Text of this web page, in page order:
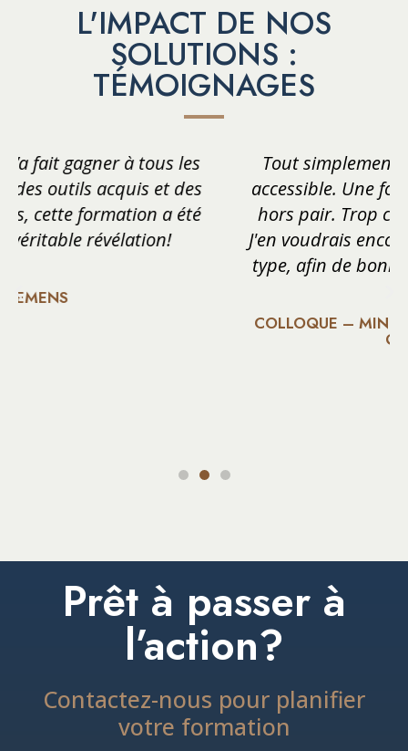
L'IMPACT DE NOS
SOLUTIONS :
TÉMOIGNAGES
Tout simplement wow, passionnant et
accessible. Une formatrice passionnée et
hors pair. Trop court, j’aurais continué.
J'en voudrais encore des formations de ce
type, afin de bonifier mon coffre à outils.
COLLOQUE – MINISTÈRE DE LA JUSTICE DU
Prêt à passer à
l’action?
Contactez-nous pour planifier
votre formation